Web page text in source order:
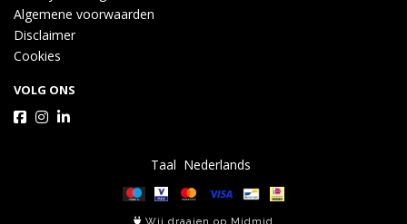
Algemene voorwaarden
Disclaimer
Cookies
VOLG ONS
Taal